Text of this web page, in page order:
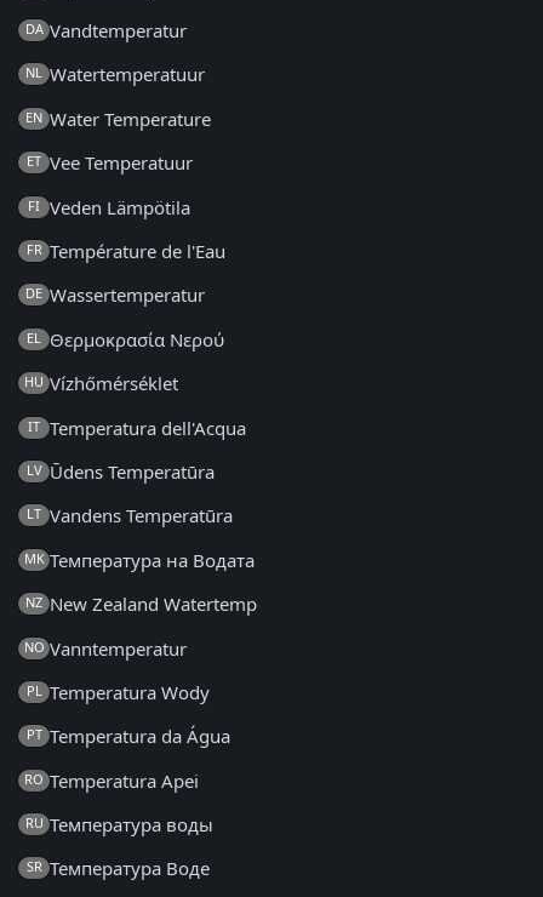
DA Vandtemperatur
NL Watertemperatuur
EN Water Temperature
ET Vee Temperatuur
FI Veden Lämpötila
FR Température de l'Eau
DE Wassertemperatur
EL Θερμοκρασία Νερού
HU Vízhőmérséklet
IT Temperatura dell'Acqua
LV Ūdens Temperatūra
LT Vandens Temperatūra
MK Температура на Водата
NZ New Zealand Watertemp
NO Vanntemperatur
PL Temperatura Wody
PT Temperatura da Água
RO Temperatura Apei
RU Температура воды
SR Температура Воде